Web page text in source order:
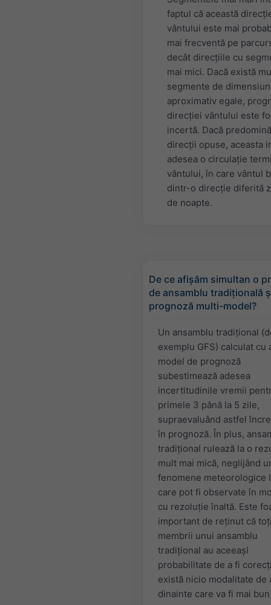
faptul că această
vântului este mai
mai frecventă pe
decât direcțiile cu
mai mici. Dacă există
segmente de
aproximativ egale,
direcției vântului este
incertă. Dacă
direcții opuse, aceasta
adesea o circulație
vântului, în care vântul
dintr-o direcție diferită
de noapte.
De ce afișăm simultan o
de ansamblu tradițională
prognoză multi-model?
Un ansamblu tradițional
exemplu GFS) calculat cu
model de prognoză
subestimează adesea
incertitudinile vremii
primele 3 până la 5 zile,
supraevaluând astfel
în prognoză. În plus,
tradițional rulează la o
mult mai mică, neglijând
fenomene meteorologice
care pot fi observate în
cu rezoluție înaltă. Este
important de reținut că
membrii unui ansamblu
tradițional au aceeași
probabilitate de a fi
există nicio modalitate de
dinainte care va fi mai